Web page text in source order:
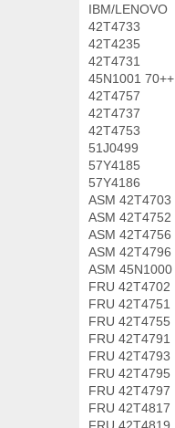
IBM/LENOVO
42T4733
42T4235
42T4731
45N1001 70++
42T4757
42T4737
42T4753
51J0499
57Y4185
57Y4186
ASM 42T4703
ASM 42T4752
ASM 42T4756
ASM 42T4796
ASM 45N1000
FRU 42T4702
FRU 42T4751
FRU 42T4755
FRU 42T4791
FRU 42T4793
FRU 42T4795
FRU 42T4797
FRU 42T4817